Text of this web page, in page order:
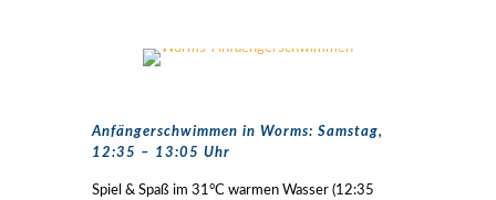
Anfängerschwimmen in Worms: Samstag,
12:35 – 13:05 Uhr
Spiel & Spaß im 31°C warmen Wasser (12:35